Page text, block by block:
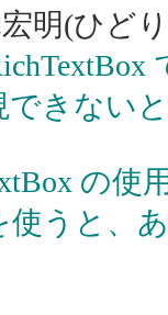
明(ひど
できない
の使
使うと、